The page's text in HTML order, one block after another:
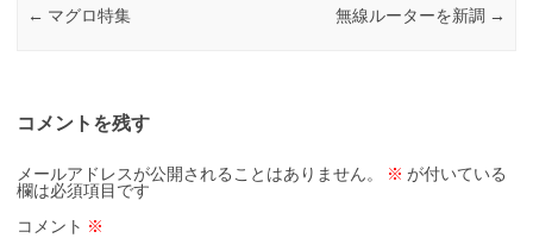
← マグロ特集 無線ルーターを新調 →
コメントを残す
メールアドレスが公開されることはありません。 ※ が付いている
欄は必須項目です
コメント ※